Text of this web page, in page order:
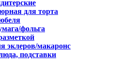
для торта
фольга
эклеров/макаронс
подставки